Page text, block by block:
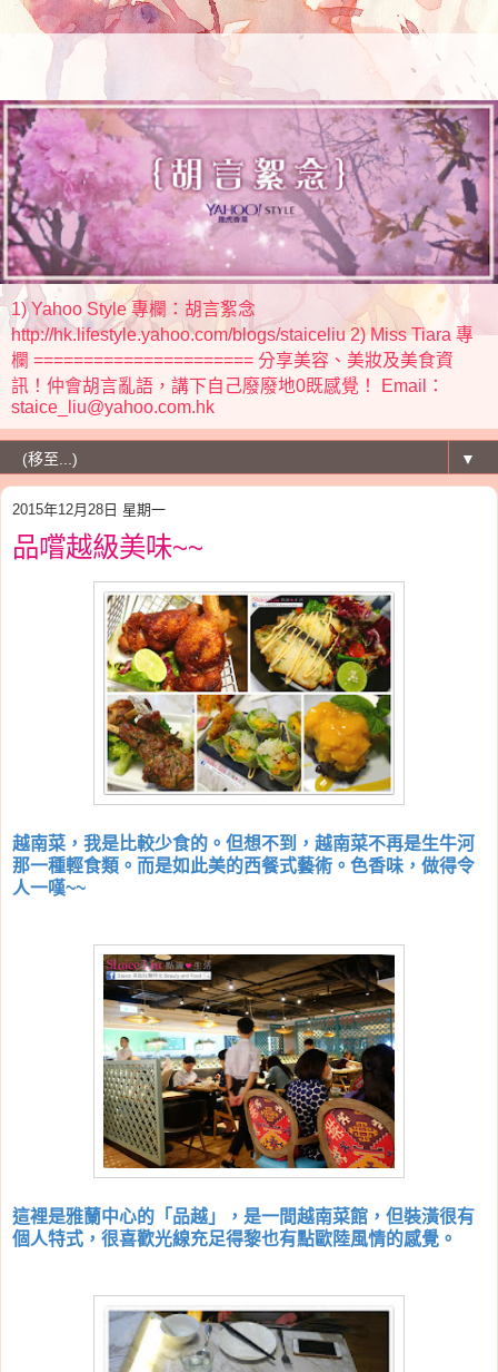
1) Yahoo Style 專欄：胡言絮念
http://hk.lifestyle.yahoo.com/blogs/staiceliu 2) Miss Tiara 專
欄 ====================== 分享美容、美妝及美食資
訊！仲會胡言亂語，講下自己廢廢地0既感覺！ Email：
staice_liu@yahoo.com.hk
▼
2015年12月28日 星期一
品嚐越級美味~~
越南菜，我是比較少食的。但想不到，越南菜不再是生牛河
那一種輕食類。而是如此美的西餐式藝術。色香味，做得令
人一嘆~~
這裡是雅蘭中心的「品越」，是一間越南菜館，但裝潢很有
個人特式，很喜歡光線充足得黎也有點歐陸風情的感覺。